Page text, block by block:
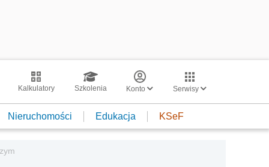
Kalkulatory Szkolenia Konto Serwisy
Nieruchomości Edukacja KSeF